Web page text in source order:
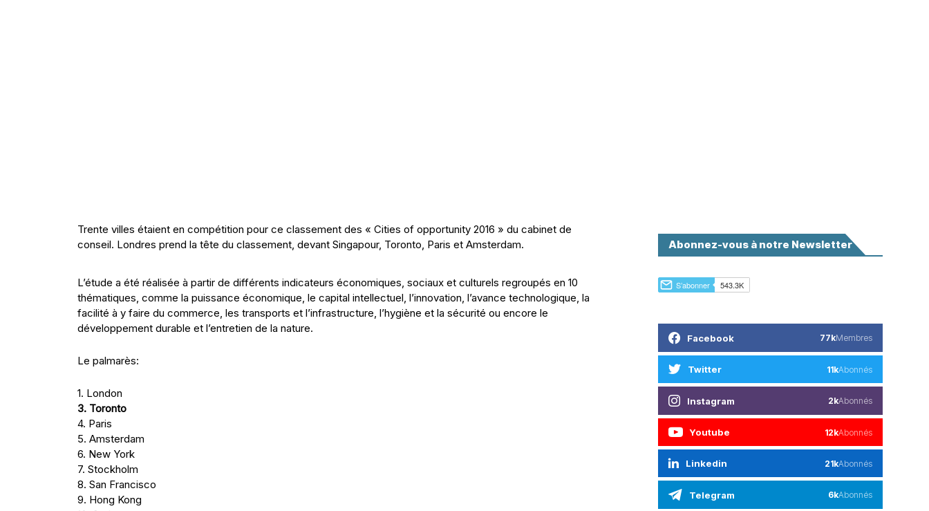
Trente villes étaient en compétition pour ce classement des « Cities of opportunity 2016 » du cabinet de
conseil. Londres prend la tête du classement, devant Singapour, Toronto, Paris et Amsterdam.
L’étude a été réalisée à partir de différents indicateurs économiques, sociaux et culturels regroupés en 10
thématiques, comme la puissance économique, le capital intellectuel, l’innovation, l’avance technologique, la
facilité à y faire du commerce, les transports et l’infrastructure, l’hygiène et la sécurité ou encore le
développement durable et l’entretien de la nature.
Le palmarès:
1. London
3. Toronto
4. Paris
5. Amsterdam
6. New York
7. Stockholm
8. San Francisco
9. Hong Kong
Abonnez-vous à notre Newsletter
Facebook 77kMembres
Twitter 11kAbonnés
Instagram 2kAbonnés
Youtube 12kAbonnés
Linkedin 21kAbonnés
Telegram 6kAbonnés